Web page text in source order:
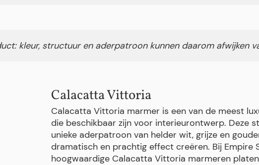
kleur, structuur en aderpatroon kunnen daarom afwijken
Calacatta Vittoria
Calacatta Vittoria marmer is een van de meest
die beschikbaar zijn voor interieurontwerp. Deze
unieke aderpatroon van helder wit, grijze en
dramatisch en prachtig effect creëren. Bij Empire
hoogwaardige Calacatta Vittoria marmeren